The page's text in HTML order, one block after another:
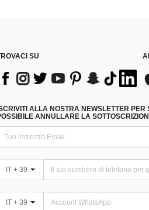
SU
ALLA NOSTRA NEWSLETTER
ANNULLARE LA
IT + 39
IT + 39